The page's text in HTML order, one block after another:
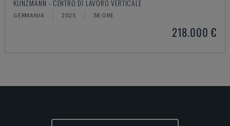
KUNZMANN - CENTRO DI LAVORO VERTICALE
GERMANIA 2025 58 ORE
218.000 €